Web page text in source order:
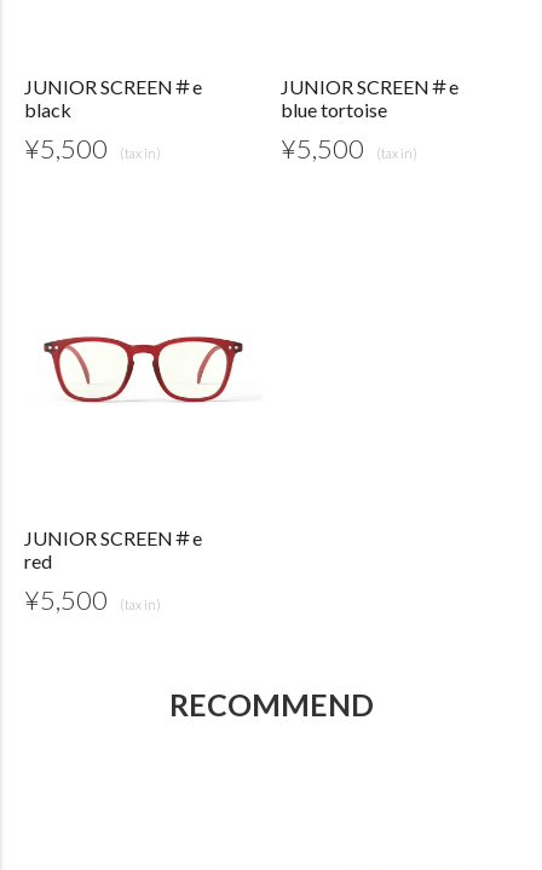
JUNIOR SCREEN＃e
black
¥5,500
JUNIOR SCREEN＃e
blue tortoise
¥5,500
JUNIOR SCREEN＃e
red
¥5,500
RECOMMEND